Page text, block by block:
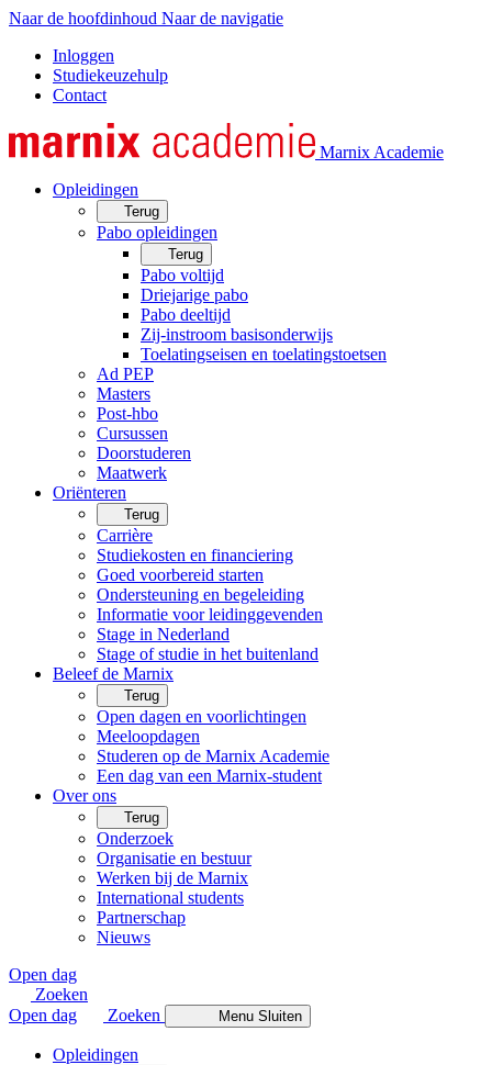
Naar de hoofdinhoud Naar de navigatie
Inloggen
Studiekeuzehulp
Contact
Marnix Academie
Opleidingen
Terug
Pabo opleidingen
Terug
Pabo voltijd
Driejarige pabo
Pabo deeltijd
Zij-instroom basisonderwijs
Toelatingseisen en toelatingstoetsen
Ad PEP
Masters
Post-hbo
Cursussen
Doorstuderen
Maatwerk
Oriënteren
Terug
Carrière
Studiekosten en financiering
Goed voorbereid starten
Ondersteuning en begeleiding
Informatie voor leidinggevenden
Stage in Nederland
Stage of studie in het buitenland
Beleef de Marnix
Terug
Open dagen en voorlichtingen
Meeloopdagen
Studeren op de Marnix Academie
Een dag van een Marnix-student
Over ons
Terug
Onderzoek
Organisatie en bestuur
Werken bij de Marnix
International students
Partnerschap
Nieuws
Open dag
Zoeken
Open dag
Zoeken Menu Sluiten
Opleidingen